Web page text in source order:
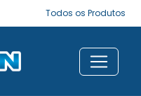
Todos os Produtos